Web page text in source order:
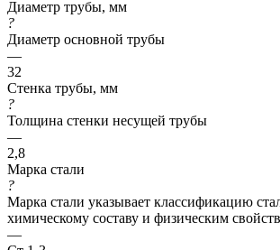
Диаметр трубы, мм
?
Диаметр основной трубы
—
32
Стенка трубы, мм
?
Толщина стенки несущей трубы
—
2,8
Марка стали
?
Марка стали указывает классификацию
химическому составу и физическим
—